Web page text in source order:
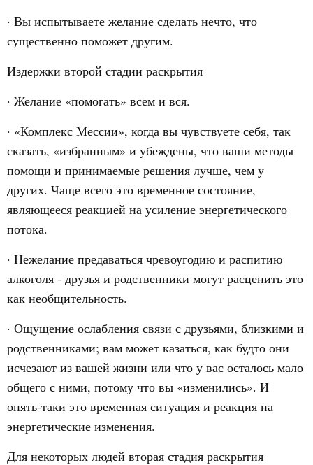
· Вы испытываете желание сделать нечто, что
существенно поможет другим.
Издержки второй стадии раскрытия
· Желание «помогать» всем и вся.
· «Комплекс Мессии», когда вы чувствуете себя, так
сказать, «избранным» и убеждены, что ваши методы
помощи и принимаемые решения лучше, чем у
других. Чаще всего это временное состояние,
являющееся реакцией на усиление энергетического
потока.
· Нежелание предаваться чревоугодию и распитию
алкоголя - друзья и родственники могут расценить это
как необщительность.
· Ощущение ослабления связи с друзьями, близкими и
родственниками; вам может казаться, как будто они
исчезают из вашей жизни или что у вас осталось мало
общего с ними, потому что вы «изменились». И
опять-таки это временная ситуация и реакция на
энергетические изменения.
Для некоторых людей вторая стадия раскрытия